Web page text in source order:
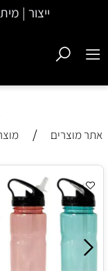
ייצור |
אתר מוצרים /